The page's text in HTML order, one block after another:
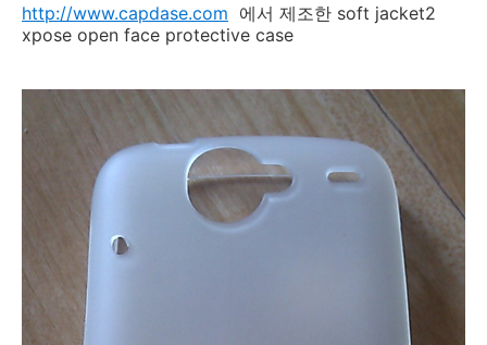
http://www.capdase.com 에서 제조한 soft jacket2
xpose open face protective case